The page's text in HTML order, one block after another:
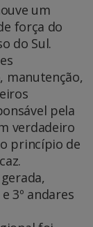
um
força do
do Sul.
manutenção,
pela
verdadeiro
princípio de
3º andares